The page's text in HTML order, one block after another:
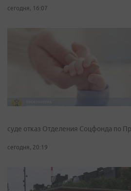
сегодня, 16:07
суде отказ Отделения Соцфонда по
сегодня, 20:19